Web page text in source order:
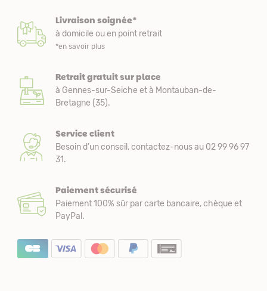
Livraison soignée*
à domicile ou en point retrait
*en savoir plus
Retrait gratuit sur place
à Gennes-sur-Seiche et à Montauban-de-
Bretagne (35).
Service client
Besoin d’un conseil, contactez-nous au 02 99 96 97
31.
Paiement sécurisé
Paiement 100% sûr par carte bancaire, chèque et
PayPal.